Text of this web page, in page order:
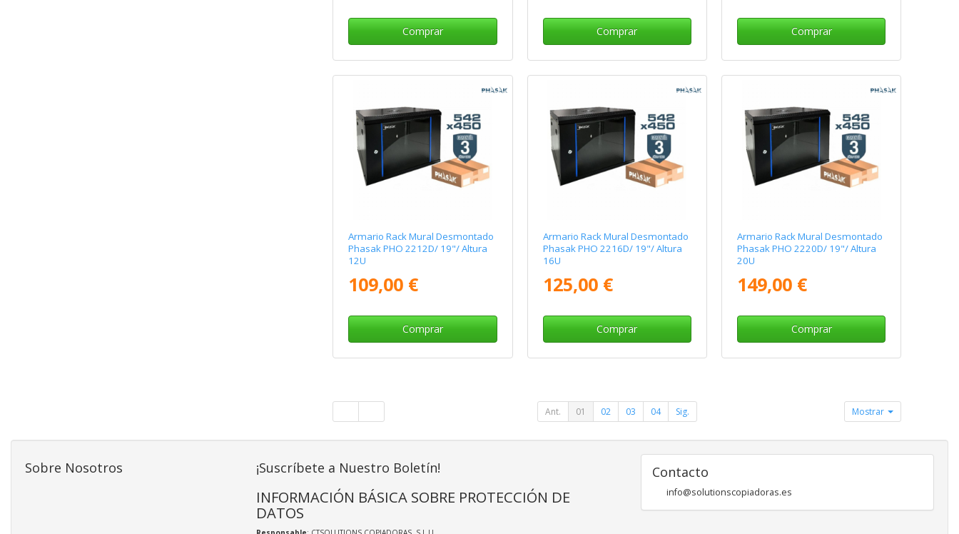
Comprar Comprar Comprar
Armario Rack Mural Desmontado
Phasak PHO 2212D/ 19"/ Altura
12U
109,00 €
Comprar
Armario Rack Mural Desmontado
Phasak PHO 2216D/ 19"/ Altura
16U
125,00 €
Comprar
Armario Rack Mural Desmontado
Phasak PHO 2220D/ 19"/ Altura
20U
149,00 €
Comprar
Ant. 01 02 03 04 Sig. Mostrar
Sobre Nosotros ¡Suscríbete a Nuestro Boletín!
INFORMACIÓN BÁSICA SOBRE PROTECCIÓN DE
DATOS
Contacto
info@solutionscopiadoras.es